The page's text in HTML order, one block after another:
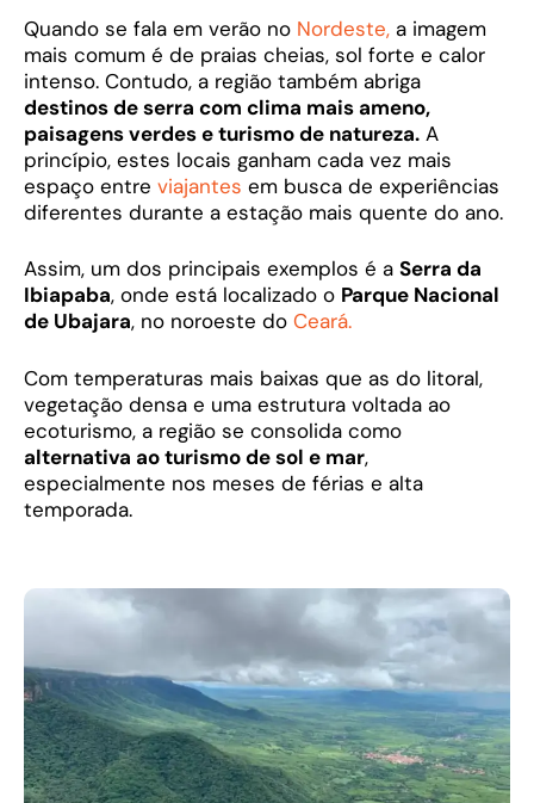
Quando se fala em verão no Nordeste, a imagem
mais comum é de praias cheias, sol forte e calor
intenso. Contudo, a região também abriga
destinos de serra com clima mais ameno,
paisagens verdes e turismo de natureza. A
princípio, estes locais ganham cada vez mais
espaço entre viajantes em busca de experiências
diferentes durante a estação mais quente do ano.
Assim, um dos principais exemplos é a Serra da
Ibiapaba, onde está localizado o Parque Nacional
de Ubajara, no noroeste do Ceará.
Com temperaturas mais baixas que as do litoral,
vegetação densa e uma estrutura voltada ao
ecoturismo, a região se consolida como
alternativa ao turismo de sol e mar,
especialmente nos meses de férias e alta
temporada.